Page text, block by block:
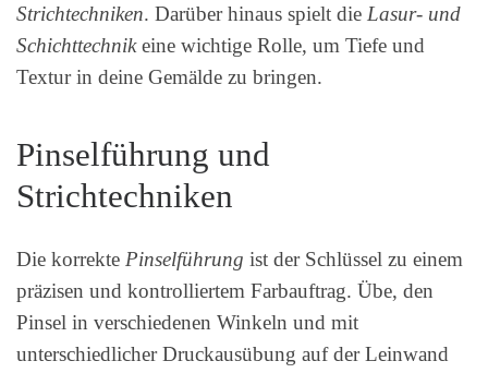
Strichtechniken. Darüber hinaus spielt die Lasur- und
Schichttechnikeine wichtige Rolle, um Tiefe und
Textur in deine Gemälde zu bringen.
Pinselführung und
Strichtechniken
Die korrekte Pinselführung ist der Schlüssel zu einem
präzisen und kontrolliertem Farbauftrag. Übe, den
Pinsel in verschiedenen Winkeln und mit
unterschiedlicher Druckausübung auf der Leinwand